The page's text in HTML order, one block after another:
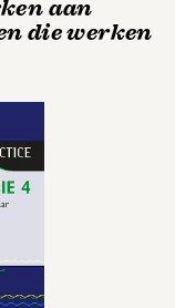
aan
die werken